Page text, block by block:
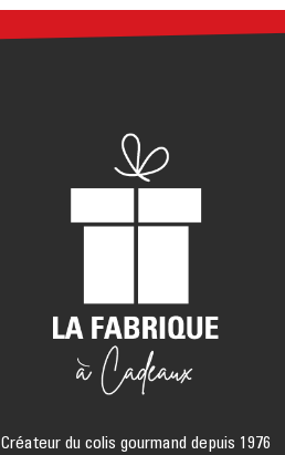
Créateur du colis gourmand depuis 1976